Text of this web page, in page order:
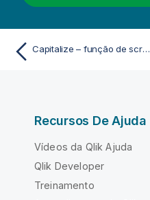
Capitalize – função de script e gráfico
Recursos De Ajuda
Vídeos da Qlik Ajuda
Qlik Developer
Treinamento